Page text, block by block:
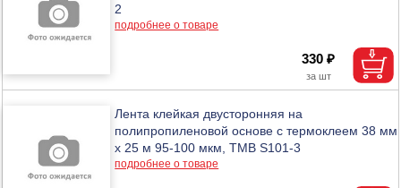
2
подробнее о товаре
330 ₽
Лента клейкая двусторонняя на
полипропиленовой основе с термоклеем 38 мм
х 25 м 95-100 мкм, ТМВ S101-3
подробнее о товаре